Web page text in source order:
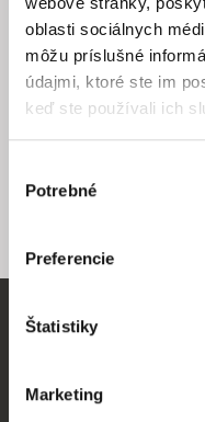
oblasti sociálnych
môžu príslušné
údajmi, ktoré ste im
keď ste používali ich
súhlasu
Potrebné
Preferencie
Štatistiky
Marketing
Cesta snov